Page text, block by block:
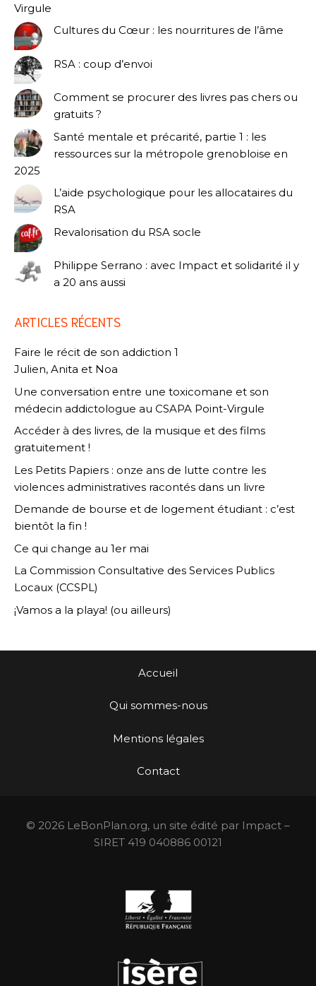
Virgule
Cultures du Cœur : les nourritures de l’âme
RSA : coup d’envoi
Comment se procurer des livres pas chers ou
gratuits ?
Santé mentale et précarité, partie 1 : les
ressources sur la métropole grenobloise en
2025
L’aide psychologique pour les allocataires du
RSA
Revalorisation du RSA socle
Philippe Serrano : avec Impact et solidarité il y
a 20 ans aussi
ARTICLES RÉCENTS
Faire le récit de son addiction 1
Julien, Anita et Noa
Une conversation entre une toxicomane et son
médecin addictologue au CSAPA Point-Virgule
Accéder à des livres, de la musique et des films
gratuitement !
Les Petits Papiers : onze ans de lutte contre les
violences administratives racontés dans un livre
Demande de bourse et de logement étudiant : c’est
bientôt la fin !
Ce qui change au 1er mai
La Commission Consultative des Services Publics
Locaux (CCSPL)
¡Vamos a la playa! (ou ailleurs)
Accueil
Qui sommes-nous
Mentions légales
Contact
© 2026 LeBonPlan.org, un site édité par Impact –
SIRET 419 040886 00121